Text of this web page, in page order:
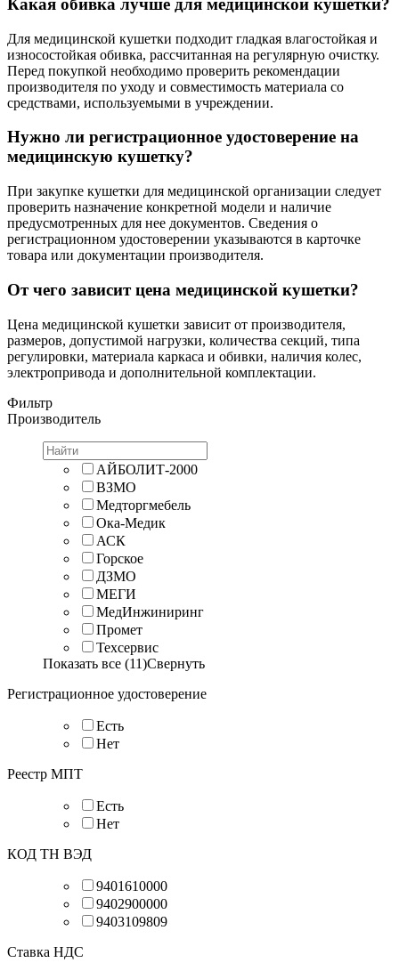
Какая обивка лучше для медицинской кушетки?
Для медицинской кушетки подходит гладкая влагостойкая и
износостойкая обивка, рассчитанная на регулярную очистку.
Перед покупкой необходимо проверить рекомендации
производителя по уходу и совместимость материала со
средствами, используемыми в учреждении.
Нужно ли регистрационное удостоверение на
медицинскую кушетку?
При закупке кушетки для медицинской организации следует
проверить назначение конкретной модели и наличие
предусмотренных для нее документов. Сведения о
регистрационном удостоверении указываются в карточке
товара или документации производителя.
От чего зависит цена медицинской кушетки?
Цена медицинской кушетки зависит от производителя,
размеров, допустимой нагрузки, количества секций, типа
регулировки, материала каркаса и обивки, наличия колес,
электропривода и дополнительной комплектации.
Фильтр
Производитель
АЙБОЛИТ-2000
ВЗМО
Медторгмебель
Ока-Медик
АСК
Горское
ДЗМО
МЕГИ
МедИнжиниринг
Промет
Техсервис
Показать все (11)Свернуть
Регистрационное удостоверение
Есть
Нет
Реестр МПТ
Есть
Нет
КОД ТН ВЭД
9401610000
9402900000
9403109809
Ставка НДС